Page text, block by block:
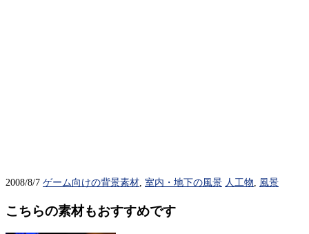
2008/8/7 ゲーム向けの背景素材 室内・地下の風景 人工物 風景
こちらの素材もおすすめです